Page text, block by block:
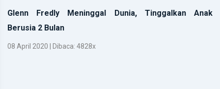
Glenn Fredly Meninggal Dunia, Tinggalkan Anak
Berusia 2 Bulan
08 April 2020 | Dibaca: 4828x